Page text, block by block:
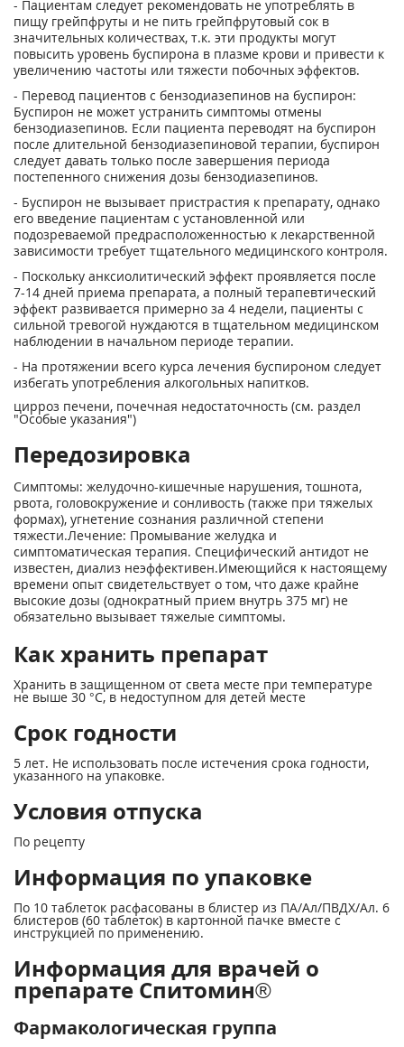
- Пациентам следует рекомендовать не употреблять в
пищу грейпфруты и не пить грейпфрутовый сок в
значительных количествах, т.к. эти продукты могут
повысить уровень буспирона в плазме крови и привести к
увеличению частоты или тяжести побочных эффектов.
- Перевод пациентов с бензодиазепинов на буспирон:
Буспирон не может устранить симптомы отмены
бензодиазепинов. Если пациента переводят на буспирон
после длительной бензодиазепиновой терапии, буспирон
следует давать только после завершения периода
постепенного снижения дозы бензодиазепинов.
- Буспирон не вызывает пристрастия к препарату, однако
его введение пациентам с установленной или
подозреваемой предрасположенностью к лекарственной
зависимости требует тщательного медицинского контроля.
- Поскольку анксиолитический эффект проявляется после
7-14 дней приема препарата, а полный терапевтический
эффект развивается примерно за 4 недели, пациенты с
сильной тревогой нуждаются в тщательном медицинском
наблюдении в начальном периоде терапии.
- На протяжении всего курса лечения буспироном следует
избегать употребления алкогольных напитков.
цирроз печени, почечная недостаточность (см. раздел
"Особые указания")
Передозировка
Симптомы: желудочно-кишечные нарушения, тошнота,
рвота, головокружение и сонливость (также при тяжелых
формах), угнетение сознания различной степени
тяжести.Лечение: Промывание желудка и
симптоматическая терапия. Специфический антидот не
известен, диализ неэффективен.Имеющийся к настоящему
времени опыт свидетельствует о том, что даже крайне
высокие дозы (однократный прием внутрь 375 мг) не
обязательно вызывает тяжелые симптомы.
Как хранить препарат
Хранить в защищенном от света месте при температуре
не выше 30 °С, в недоступном для детей месте
Срок годности
5 лет. Не использовать после истечения срока годности,
указанного на упаковке.
Условия отпуска
По рецепту
Информация по упаковке
По 10 таблеток расфасованы в блистер из ПА/Ал/ПВДХ/Ал. 6
блистеров (60 таблеток) в картонной пачке вместе с
инструкцией по применению.
Информация для врачей о
препарате Спитомин®
Фармакологическая группа